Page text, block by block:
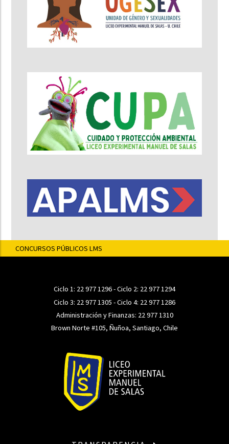
CONCURSOS PÚBLICOS LMS
Ciclo 1: 22 977 1296- Ciclo 2: 22 977 1294
Ciclo 3: 22 977 1305 - Ciclo 4: 22 977 1286
Administración y Finanzas: 22 977 1310
Brown Norte #105, Ñuñoa, Santiago, Chile